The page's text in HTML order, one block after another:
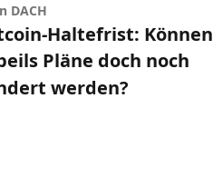
DACH
Haltefrist: Können
Pläne doch noch
werden?